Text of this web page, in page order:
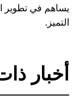
يساهم في تطوير
التميز.
أخبار